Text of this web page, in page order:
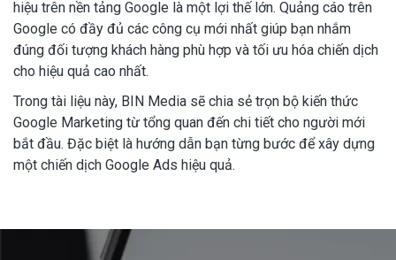
hiệu trên nền tảng Google là một lợi thế lớn. Quảng cáo trên
Google có đầy đủ các công cụ mới nhất giúp bạn nhắm
đúng đối tượng khách hàng phù hợp và tối ưu hóa chiến dịch
cho hiệu quả cao nhất.
Trong tài liệu này, BIN Media sẽ chia sẻ trọn bộ kiến thức
Google Marketing từ tổng quan đến chi tiết cho người mới
bắt đầu. Đặc biệt là hướng dẫn bạn từng bước để xây dựng
một chiến dịch Google Ads hiệu quả.